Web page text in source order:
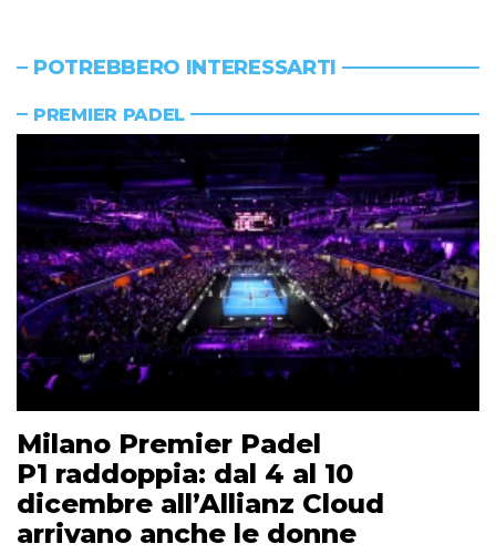
POTREBBERO INTERESSARTI
PREMIER PADEL
Milano Premier Padel
P1 raddoppia: dal 4 al 10
dicembre all’Allianz Cloud
arrivano anche le donne